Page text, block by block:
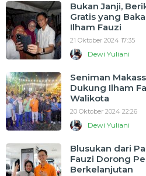
Bukan Janji,
Gratis yang
Ilham Fauzi
21 Oktober 2024 17:35
Dewi Yuliani
Seniman
Dukung Ilham
Walikota
20 Oktober 2024 22:26
Dewi Yuliani
Blusukan dari
Fauzi Dorong
Berkelanjutan